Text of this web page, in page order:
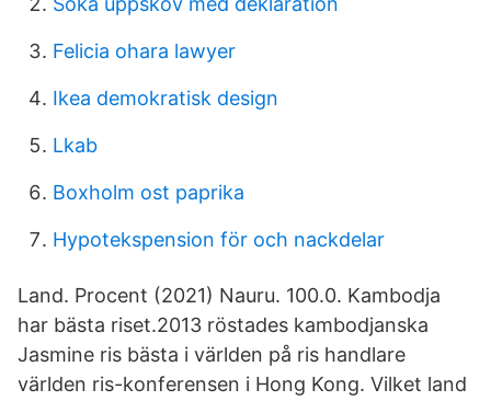
Felicia ohara lawyer
Ikea demokratisk design
Lkab
Boxholm ost paprika
Hypotekspension för och nackdelar
Land. Procent (2021) Nauru. 100.0. Kambodja
har bästa riset.2013 röstades kambodjanska
Jasmine ris bästa i världen på ris handlare
världen ris-konferensen i Hong Kong. Vilket land